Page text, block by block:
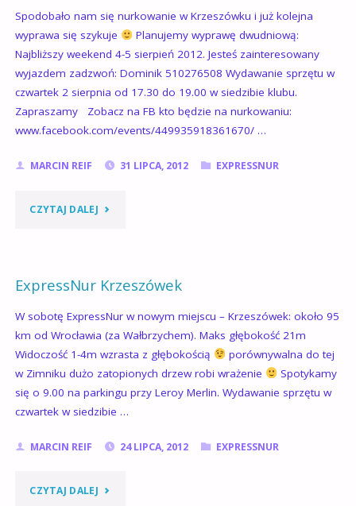
Spodobało nam się nurkowanie w Krzeszówku i już kolejna
wyprawa się szykuje
Planujemy wyprawę dwudniową:
Najbliższy weekend 4-5 sierpień 2012. Jesteś zainteresowany
wyjazdem zadzwoń: Dominik 510276508 Wydawanie sprzętu w
czwartek 2 sierpnia od 17.30 do 19.00 w siedzibie klubu.
Zapraszamy Zobacz na FB kto będzie na nurkowaniu:
www.facebook.com/events/449935918361670/ …
MARCIN REIF 31 LIPCA, 2012 EXPRESSNUR
CZYTAJ DALEJ"EXPRESSNUR
5.08.2012"
ExpressNur Krzeszówek
W sobotę ExpressNur w nowym miejscu – Krzeszówek: około 95
km od Wrocławia (za Wałbrzychem). Maks głębokość 21m
Widoczość 1-4m wzrasta z głębokością
porównywalna do tej
w Zimniku dużo zatopionych drzew robi wrażenie
Spotykamy
się o 9.00 na parkingu przy Leroy Merlin. Wydawanie sprzętu w
czwartek w siedzibie …
MARCIN REIF 24 LIPCA, 2012 EXPRESSNUR
CZYTAJ DALEJ"EXPRESSNUR